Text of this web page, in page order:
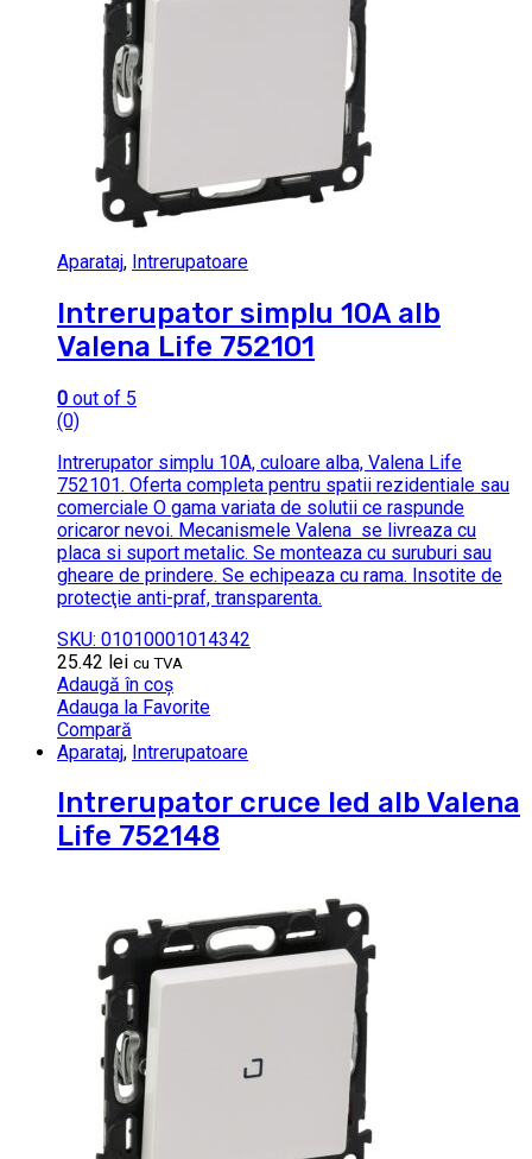
Aparataj, Intrerupatoare
Intrerupator simplu 10A alb
Valena Life 752101
0 out of 5
(0)
Intrerupator simplu 10A, culoare alba, Valena Life
752101. Oferta completa pentru spatii rezidentiale sau
comerciale O gama variata de solutii ce raspunde
oricaror nevoi. Mecanismele Valena se livreaza cu
placa si suport metalic. Se monteaza cu suruburi sau
gheare de prindere. Se echipeaza cu rama. Insotite de
protecţie anti-praf, transparenta.
SKU: 01010001014342
25.42 lei cu TVA
Adaugă în coș
Adauga la Favorite
Compară
Aparataj, Intrerupatoare
Intrerupator cruce led alb Valena
Life 752148